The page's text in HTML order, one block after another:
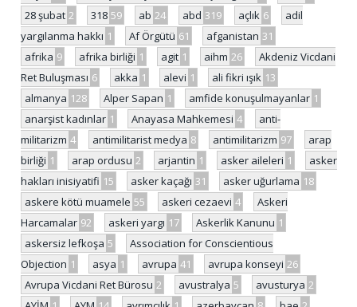
28 şubat 2 318 59 ab 24 abd 319 açlık 6
adil
yargılanma hakkı 1 Af Örgütü 61 afganistan 31
afrika 9 afrika birliği 1 agit 1 aihm 26
Akdeniz Vicdani
Ret Buluşması 6 akka 1 alevi 1 ali fikri ışık 13
almanya 128 Alper Sapan 1 amfide konuşulmayanlar 1
anarşist kadınlar 1 Anayasa Mahkemesi 4
anti-
militarizm 4 antimilitarist medya 8 antimilitarizm 97
arap
birliği 1 arap ordusu 2 arjantin 1 asker aileleri 1
asker
hakları inisiyatifi 15 asker kaçağı 31 asker uğurlama 18
askere kötü muamele 55 askeri cezaevi 4
Askeri
Harcamalar 92 askeri yargı 17 Askerlik Kanunu 1
askersiz lefkoşa 5
Association for Conscientious
Objection 1 asya 1 avrupa 41 avrupa konseyi 26
Avrupa Vicdani Ret Bürosu 2 avustralya 5 avusturya 2